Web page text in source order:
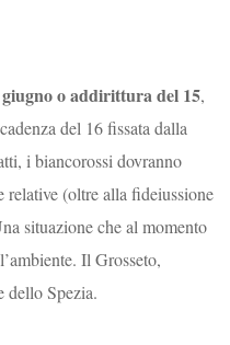
o addirittura del 15,
del 16 fissata dalla
i biancorossi dovranno
relative (oltre alla fideiussione
situazione che al momento
Il Grosseto,
dello Spezia.